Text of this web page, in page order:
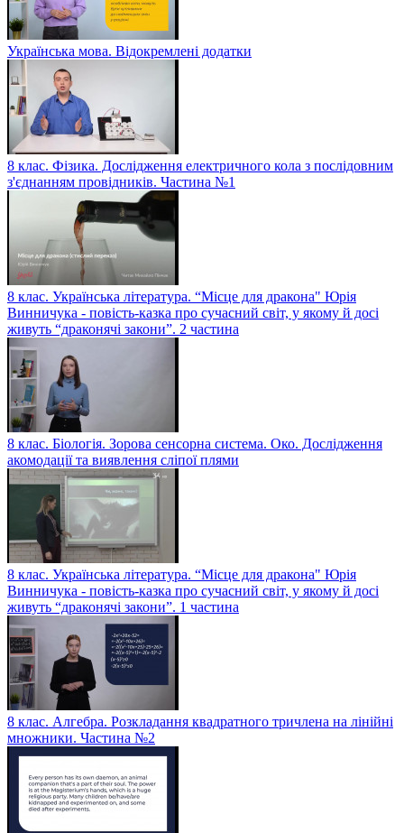
Українська мова. Відокремлені додатки
8 клас. Фізика. Дослідження електричного кола з послідовним
з'єднанням провідників. Частина №1
8 клас. Українська література. “Місце для дракона" Юрія
Винничука - повість-казка про сучасний світ, у якому й досі
живуть “драконячі закони”. 2 частина
8 клас. Біологія. Зорова сенсорна система. Око. Дослідження
акомодації та виявлення сліпої плями
8 клас. Українська література. “Місце для дракона" Юрія
Винничука - повість-казка про сучасний світ, у якому й досі
живуть “драконячі закони”. 1 частина
8 клас. Алгебра. Розкладання квадратного тричлена на лінійні
множники. Частина №2